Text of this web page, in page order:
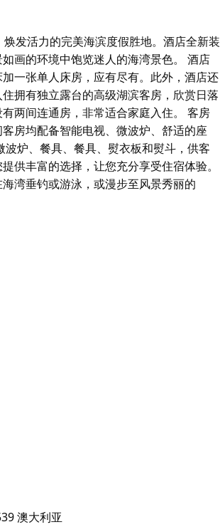
发活力的完美海滨度假胜地。酒店全新装
画的环境中饱览迷人的海湾景色。 酒店
一张单人床房，应有尽有。此外，酒店还
拥有独立露台的高级湖滨客房，欣赏日落
两间连通房，非常适合家庭入住。 客房
房均配备智能电视、微波炉、舒适的座
炉、餐具、餐具、熨衣板和熨斗，供客
供丰富的选择，让您充分享受住宿体验。
湾垂钓或游泳，或漫步至风景秀丽的
画的环境中饱览迷人的海湾景色。
通房，非常适合家庭入住。
间客房均配备智能电视、微波炉、舒适的
择，让您充分享受住宿体验。您可以坐
游泳，或漫步至风景秀丽的 Burrill 海